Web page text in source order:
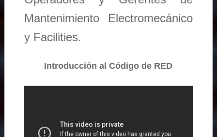
Mantenimiento Electromecánico
y Facilities.
Introducción al Código de RED